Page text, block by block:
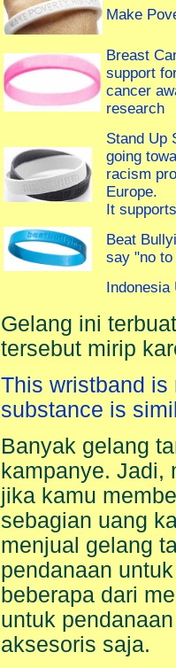
Make
Breast
support
cancer
research
Stand Up
going
racism
Europe.
It
Beat
say "no
Indonesia
Gelang ini
tersebut mirip
This wristband is
substance is
Banyak gelang
kampanye. Jadi,
jika kamu
sebagian uang
menjual gelang
pendanaan
beberapa dari
untuk
aksesoris saja.